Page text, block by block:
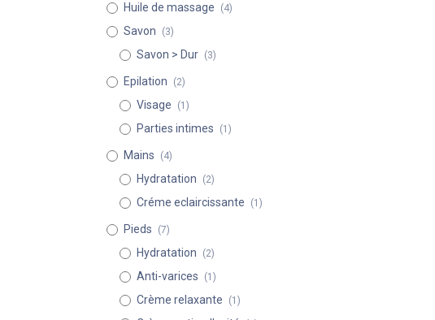
Huile de massage (4)
Savon (3)
Savon > Dur (3)
Epilation (2)
Visage (1)
Parties intimes (1)
Mains (4)
Hydratation (2)
Créme eclaircissante (1)
Pieds (7)
Hydratation (2)
Anti-varices (1)
Crème relaxante (1)